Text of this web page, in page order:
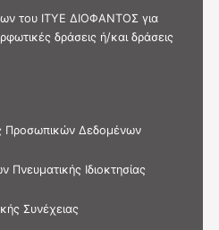
του ΙΤΥΕ ΔΙΟΦΑΝΤΟΣ για
δράσεις ή/και δράσεις
Προσωπικών Δεδομένων
Πνευματικής Ιδιοκτησίας
Συνέχειας